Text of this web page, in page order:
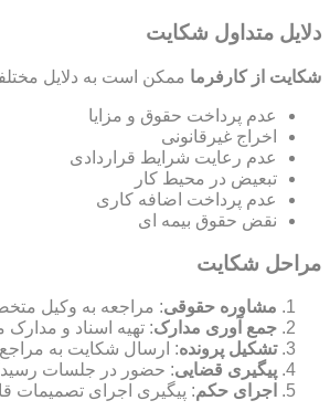
دلایل متداول شکایت
شکایت از کارفرما ممکن است به دلایل
عدم پرداخت حقوق و مزایا
اخراج غیرقانونی
عدم رعایت شرایط قراردادی
تبعیض در محیط کار
عدم پرداخت اضافه کاری
نقض حقوق بیمه ای
مراحل شکایت
مشاوره حقوقی: مراجعه به وکیل
جمع آوری مدارک: تهیه اسناد و مدارک
تشکیل پرونده: ارسال شکایت به
پیگیری قضایی: حضور در جلسات
اجرای حکم: پیگیری اجرای تصمیمات